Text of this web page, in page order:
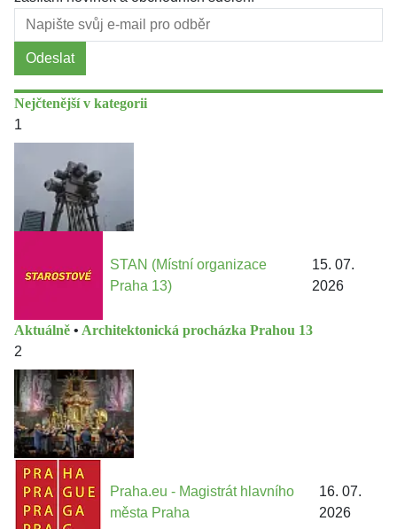
Odeslat
Nejčtenější v kategorii
1
STAN (Místní organizace
Praha 13)
15. 07.
2026
Aktuálně • Architektonická procházka Prahou 13
2
Praha.eu - Magistrát hlavního
města Praha
16. 07.
2026